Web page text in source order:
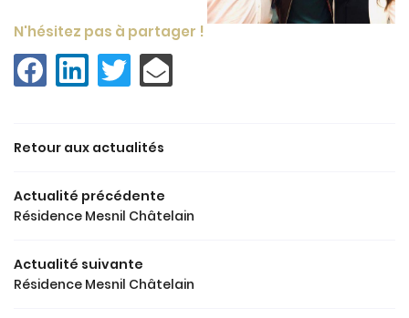
ACCUEIL
NOUS ?
RÉNOVATION
N'hésitez pas à partager !
Retour aux actualités
Actualité précédente
Résidence Mesnil Châtelain
Actualité suivante
Résidence Mesnil Châtelain